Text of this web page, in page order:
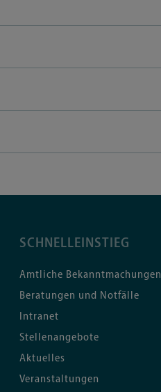
SCHNELLEINSTIEG
Amtliche Bekanntmachungen
Beratungen und Notfälle
Intranet
Stellenangebote
Aktuelles
Veranstaltungen